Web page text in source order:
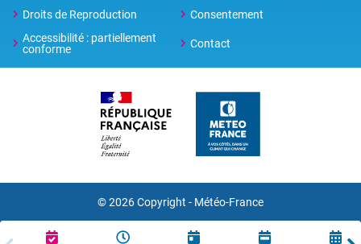
Droits de Reproduction
Consentement
Accessibilité : partiellement
conforme
Contact
© 2026 Copyright - Météo-France